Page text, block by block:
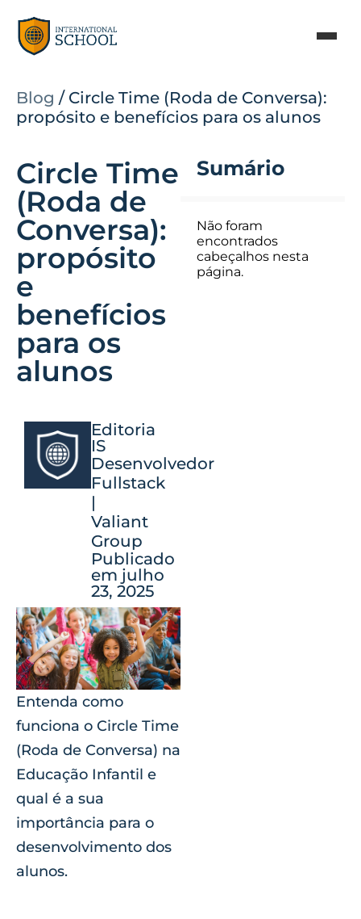
Blog / Circle Time (Roda de Conversa):
propósito e benefícios para os alunos
Circle Time
(Roda de
Conversa):
propósito
e
benefícios
para os
alunos
Editoria
IS
Desenvolvedor
Fullstack
|
Valiant
Group
Publicado
em julho
23, 2025
Entenda como
funciona o Circle Time
(Roda de Conversa) na
Educação Infantil e
qual é a sua
importância para o
desenvolvimento dos
alunos.
Sumário
Não foram
encontrados
cabeçalhos nesta
página.